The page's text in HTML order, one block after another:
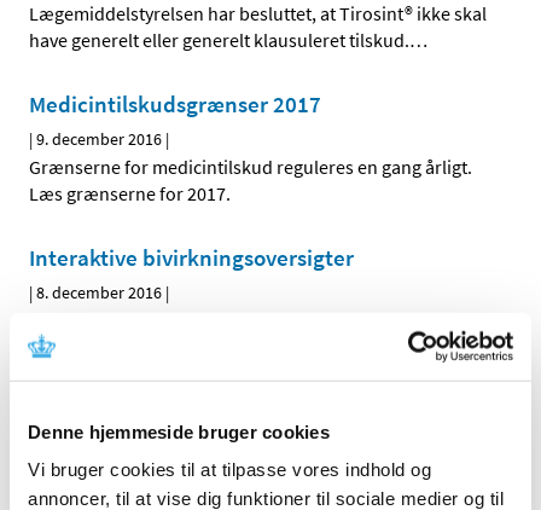
Denne hjemmeside bruger cookies
Vi bruger cookies til at tilpasse vores indhold og
annoncer, til at vise dig funktioner til sociale medier og til
Lægemiddelstyrelsen har besluttet, at Tirosint® ikke skal
have generelt eller generelt klausuleret tilskud.…
Medicintilskudsgrænser 2017
|9. december 2016 |
Grænserne for medicintilskud reguleres en gang årligt.
Læs grænserne for 2017.
Interaktive bivirkningsoversigter
|8. december 2016 |
redskab, der giver forskere og andre interesserede…
mod migræne og medicin i andre dele af ATC-
gruppe N
|8. december 2016|